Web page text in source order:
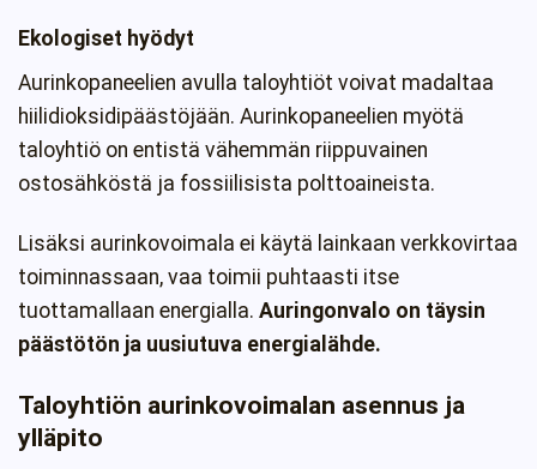
Ekologiset hyödyt
Aurinkopaneelien avulla taloyhtiöt voivat madaltaa
hiilidioksidipäästöjään. Aurinkopaneelien myötä
taloyhtiö on entistä vähemmän riippuvainen
ostosähköstä ja fossiilisista polttoaineista.
Lisäksi aurinkovoimala ei käytä lainkaan verkkovirtaa
toiminnassaan, vaa toimii puhtaasti itse
tuottamallaan energialla. Auringonvalo on täysin
päästötön ja uusiutuva energialähde.
Taloyhtiön aurinkovoimalan asennus ja
ylläpito